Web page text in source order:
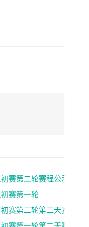
赛第二轮赛程公示
赛第一轮
赛第二轮第二天赛果公